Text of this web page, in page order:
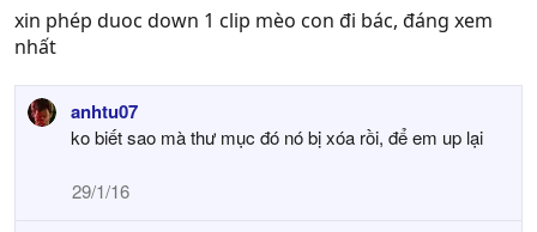
xin phép duoc down 1 clip mèo con đi bác, đáng xem
nhất
anhtu07
ko biết sao mà thư mục đó nó bị xóa rồi, để em up lại
29/1/16